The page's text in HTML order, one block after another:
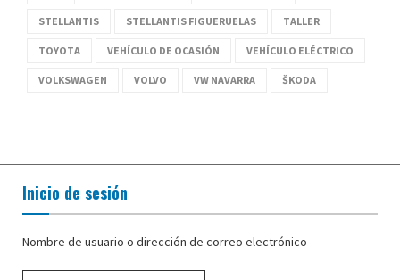
STELLANTIS STELLANTIS FIGUERUELAS TALLER
TOYOTA VEHÍCULO DE OCASIÓN VEHÍCULO ELÉCTRICO
VOLKSWAGEN VOLVO VW NAVARRA ŠKODA
Inicio de sesión
Nombre de usuario o dirección de correo electrónico